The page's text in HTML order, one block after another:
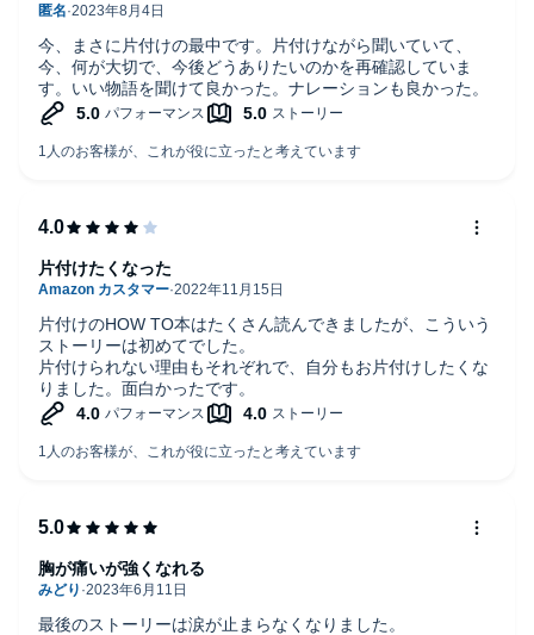
今、まさに片付けの最中です。片付けながら聞いていて、
今、何が大切で、今後どうありたいのかを再確認していま
す。いい物語を聞けて良かった。ナレーションも良かった。
片付けのHOW TO本はたくさん読んできましたが、こういう
ストーリーは初めてでした。
片付けられない理由もそれぞれで、自分もお片付けしたくな
りました。面白かったです。
片付けたくなった
最後のストーリーは涙が止まらなくなりました。
胸が痛いが強くなれる